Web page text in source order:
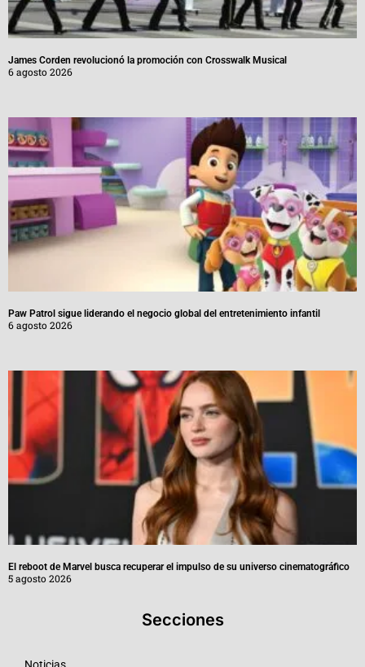
James Corden revolucionó la promoción con Crosswalk Musical
6 agosto 2026
Paw Patrol sigue liderando el negocio global del entretenimiento infantil
6 agosto 2026
El reboot de Marvel busca recuperar el impulso de su universo cinematográfico
5 agosto 2026
Secciones